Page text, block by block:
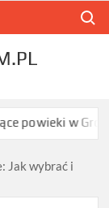
Grodzisku
Jak wybrać i